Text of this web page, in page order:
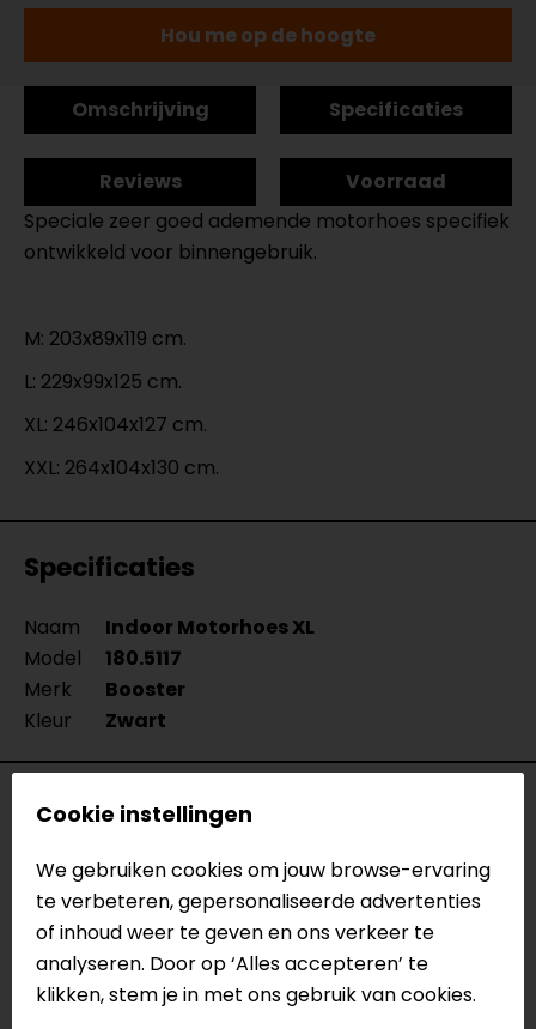
Hou me op de hoogte
Omschrijving Specificaties
Reviews
Voorraad
Speciale zeer goed ademende motorhoes specifiek
ontwikkeld voor binnengebruik.
M: 203x89x119 cm.
L: 229x99x125 cm.
XL: 246x104x127 cm.
XXL: 264x104x130 cm.
Specificaties
Naam
Indoor Motorhoes XL
Model
180.5117
Merk
Booster
Kleur
Zwart
Reviews (1)
03-01-2022
geen toelichting gegeven
- bosman
Cookie instellingen
We gebruiken cookies om jouw browse-ervaring
te verbeteren, gepersonaliseerde advertenties
of inhoud weer te geven en ons verkeer te
analyseren. Door op ‘Alles accepteren’ te
klikken, stem je in met ons gebruik van cookies.